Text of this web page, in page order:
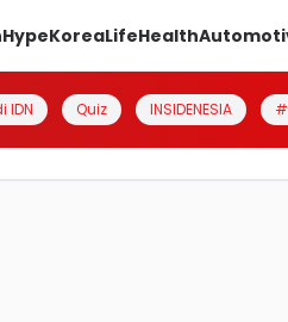
HypeKoreaLifeHealth
IDN Quiz INSIDENESIA